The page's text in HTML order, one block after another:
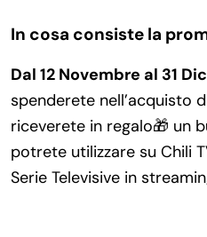
In cosa consiste la
Dal 12 Novembre al 31
spenderete nell’acquisto
riceverete in regalo🎁 un
potrete utilizzare su Chili
Serie Televisive in